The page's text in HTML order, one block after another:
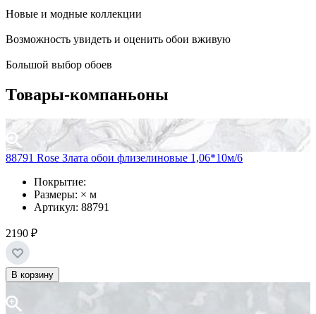
Новые и модные коллекции
Возможность увидеть и оценить обои вживую
Большой выбор обоев
Товары-компаньоны
88791 Rose Злата обои флизелиновые 1,06*10м/6
Покрытие:
Размеры: × м
Артикул: 88791
2190 ₽
В корзину